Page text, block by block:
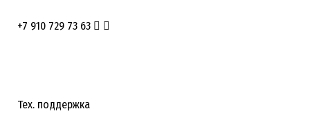
+7 910 729 73 63
Тех. поддержка